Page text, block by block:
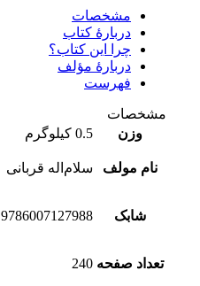
مشخصات
دربارۀ کتاب
چرا این کتاب؟
دربارۀ مؤلف
فهرست
مشخصات
وزن
0.5 کیلوگرم
نام مولف سلام‌اله قربانی
شابک 9786007127988
تعداد صفحه 240